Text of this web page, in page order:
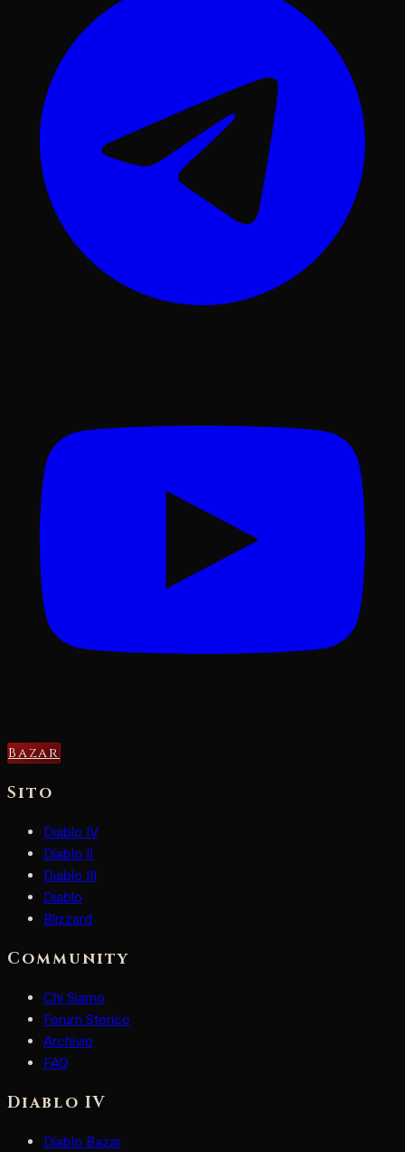
Bazar
Sito
Diablo IV
Diablo II
Diablo III
Diablo
Blizzard
Community
Chi Siamo
Forum Storico
Archivio
FAQ
Diablo IV
Diablo Bazar